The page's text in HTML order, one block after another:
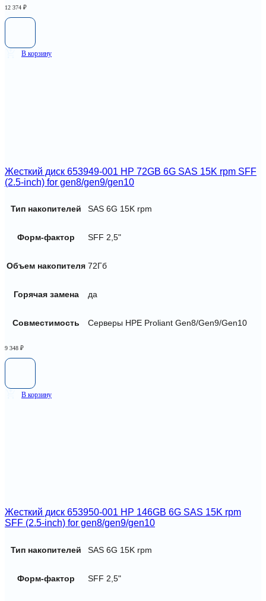
12 374 ₽
В корзину
Жесткий диск 653949-001 HP 72GB 6G SAS 15K rpm SFF
(2.5-inch) for gen8/gen9/gen10
Тип накопителей SAS 6G 15K rpm
Форм-фактор SFF 2,5"
Объем накопителя 72Гб
Горячая замена да
Совместимость Серверы HPE Proliant Gen8/Gen9/Gen10
9 348 ₽
В корзину
Жесткий диск 653950-001 HP 146GB 6G SAS 15K rpm
SFF (2.5-inch) for gen8/gen9/gen10
Тип накопителей SAS 6G 15K rpm
Форм-фактор SFF 2,5"